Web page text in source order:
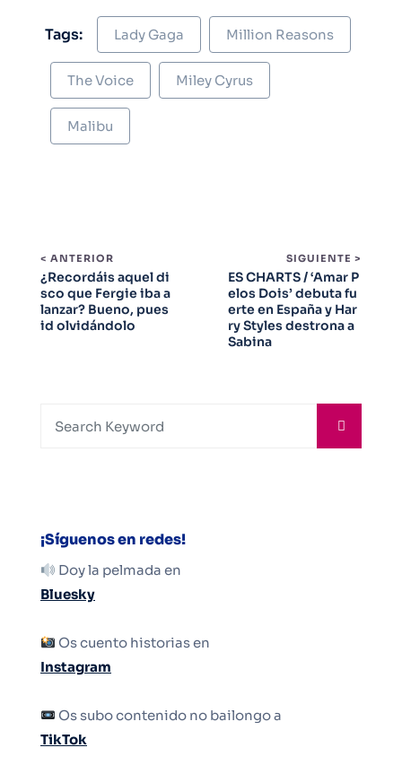
Tags: Lady Gaga Million Reasons
The Voice Miley Cyrus
Malibu
< ANTERIOR
¿Recordáis aquel di
sco que Fergie iba a
lanzar? Bueno, pues
id olvidándolo
SIGUIENTE >
ES CHARTS / ‘Amar P
elos Dois’ debuta fu
erte en España y Har
ry Styles destrona a
Sabina
¡Síguenos en redes!
Doy la pelmada en
Bluesky
Os cuento historias en
Instagram
Os subo contenido no bailongo a
TikTok